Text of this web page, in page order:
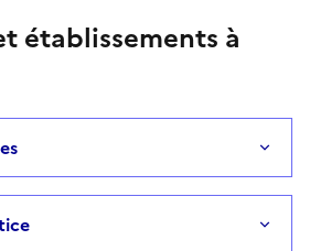
établissements à